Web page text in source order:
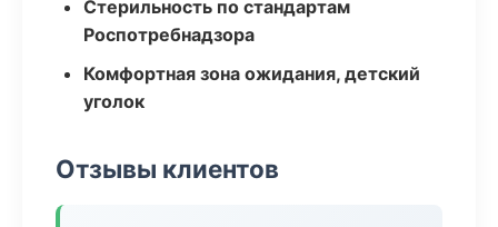
Стерильность по стандартам
Роспотребнадзора
Комфортная зона ожидания, детский
уголок
Отзывы клиентов